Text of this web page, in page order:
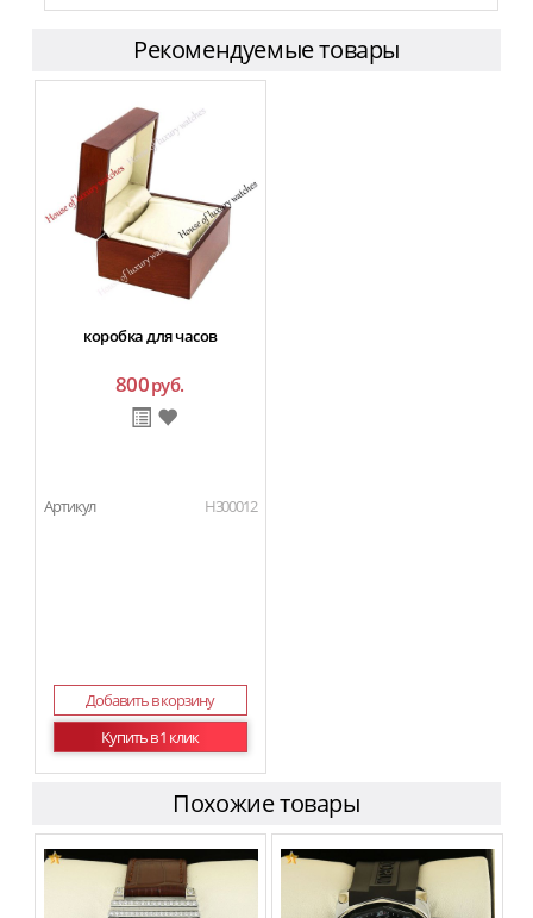
Рекомендуемые товары
коробка для часов
800руб.
Артикул H300012
Добавить в корзину
Купить в 1 клик
Похожие товары